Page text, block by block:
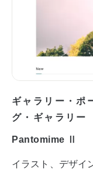
ギャラリー・ポ
グ・ギャラリー
Pantomime Ⅱ
イラスト、デザイ